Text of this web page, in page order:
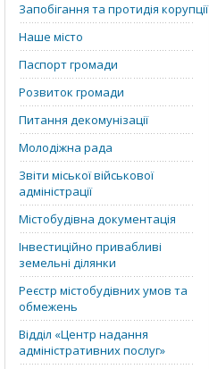
Запобігання та протидія корупції
Наше місто
Паспорт громади
Розвиток громади
Питання декомунізації
Молодіжна рада
Звіти міської військової
адміністрації
Містобудівна документація
Інвестиційно привабливі
земельні ділянки
Реєстр містобудівних умов та
обмежень
Відділ «‎Центр надання
адміністративних послуг»